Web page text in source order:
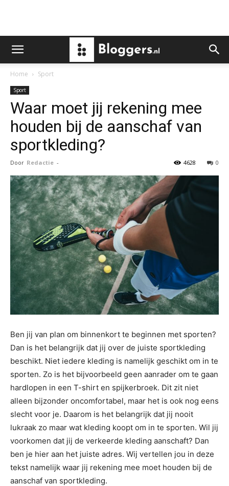
Home Sport
Sport
Waar moet jij rekening mee
houden bij de aanschaf van
sportkleding?
Door Redactie - 0
4628
Ben jij van plan om binnenkort te beginnen met sporten?
Dan is het belangrijk dat jij over de juiste sportkleding
beschikt. Niet iedere kleding is namelijk geschikt om in te
sporten. Zo is het bijvoorbeeld geen aanrader om te gaan
hardlopen in een T-shirt en spijkerbroek. Dit zit niet
alleen bijzonder oncomfortabel, maar het is ook nog eens
slecht voor je. Daarom is het belangrijk dat jij nooit
lukraak zo maar wat kleding koopt om in te sporten. Wil jij
voorkomen dat jij de verkeerde kleding aanschaft? Dan
ben je hier aan het juiste adres. Wij vertellen jou in deze
tekst namelijk waar jij rekening mee moet houden bij de
aanschaf van sportkleding.